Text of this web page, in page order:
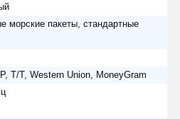
морские пакеты, стандартные
T/T, Western Union, MoneyGram